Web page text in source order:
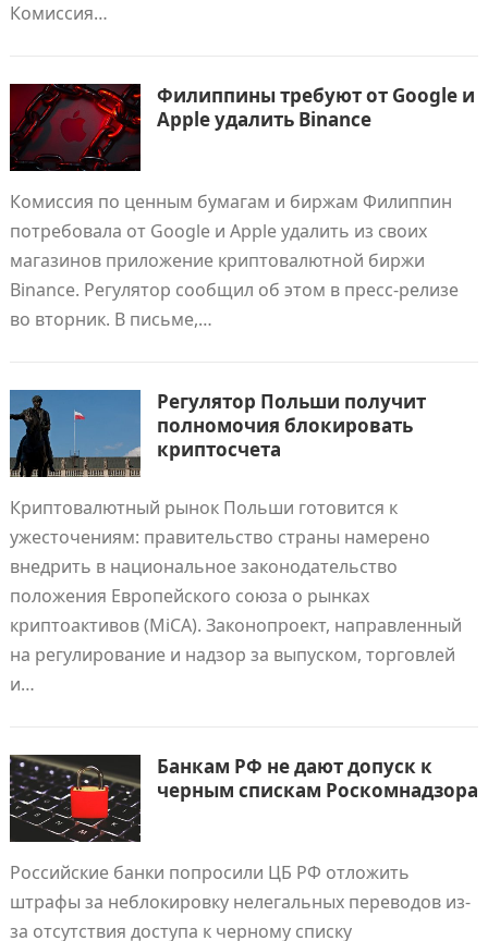
Комиссия…
Филиппины требуют от Google и
Apple удалить Binance
Комиссия по ценным бумагам и биржам Филиппин
потребовала от Google и Apple удалить из своих
магазинов приложение криптовалютной биржи
Binance. Регулятор сообщил об этом в пресс-релизе
во вторник. В письме,…
Регулятор Польши получит
полномочия блокировать
криптосчета
Криптовалютный рынок Польши готовится к
ужесточениям: правительство страны намерено
внедрить в национальное законодательство
положения Европейского союза о рынках
криптоактивов (MiCA). Законопроект, направленный
на регулирование и надзор за выпуском, торговлей
и…
Банкам РФ не дают допуск к
черным спискам Роскомнадзора
Российские банки попросили ЦБ РФ отложить
штрафы за неблокировку нелегальных переводов из-
за отсутствия доступа к черному списку